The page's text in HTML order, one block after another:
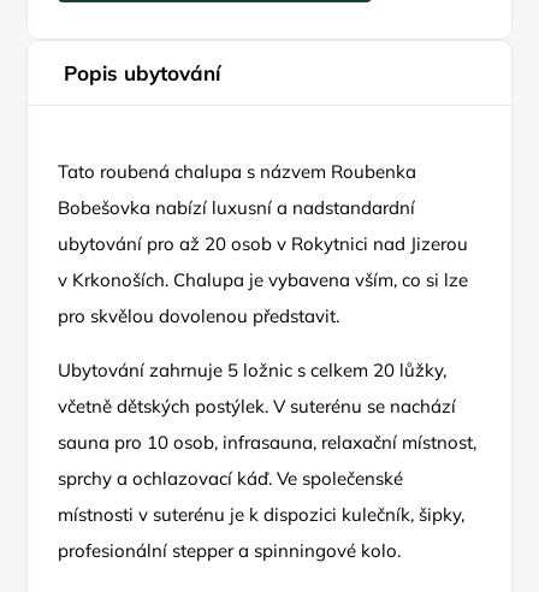
Popis ubytování
Tato roubená chalupa s názvem Roubenka
Bobešovka nabízí luxusní a nadstandardní
ubytování pro až 20 osob v Rokytnici nad Jizerou
v Krkonoších. Chalupa je vybavena vším, co si lze
pro skvělou dovolenou představit.
Ubytování zahrnuje 5 ložnic s celkem 20 lůžky,
včetně dětských postýlek. V suterénu se nachází
sauna pro 10 osob, infrasauna, relaxační místnost,
sprchy a ochlazovací káď. Ve společenské
místnosti v suterénu je k dispozici kulečník, šipky,
profesionální stepper a spinningové kolo.